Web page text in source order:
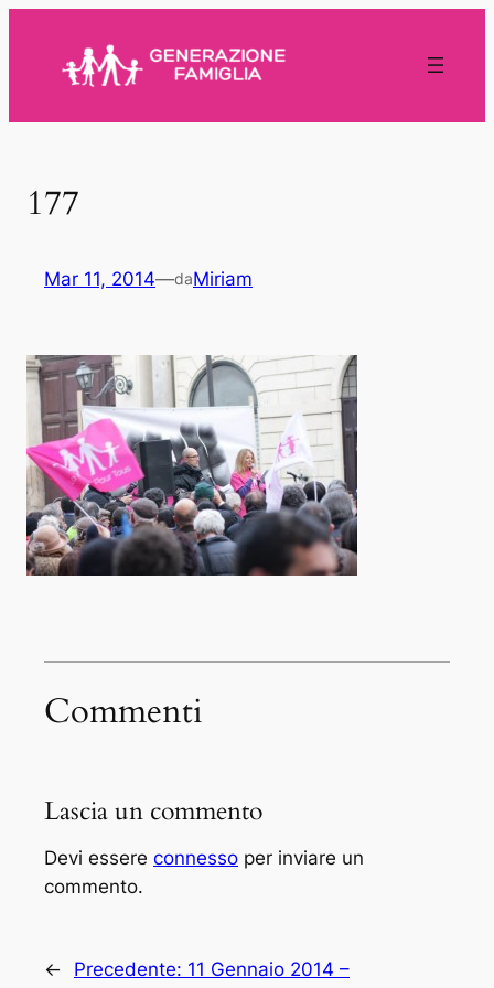
contenuto
177
Mar 11, 2014—daMiriam
Commenti
Lascia un commento
Devi essere connesso per inviare un
commento.
← Precedente: 11 Gennaio 2014 –